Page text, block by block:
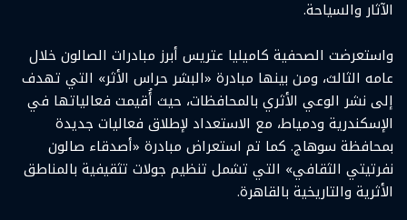
الآثار والسياحة.
واستعرضت الصحفية كاميليا عتريس أبرز مبادرات الصالون خلال
عامه الثالث، ومن بينها مبادرة «البشر حراس الأثر» التي تهدف
إلى نشر الوعي الأثري بالمحافظات، حيث أُقيمت فعالياتها في
الإسكندرية ودمياط، مع الاستعداد لإطلاق فعاليات جديدة
بمحافظة سوهاج. كما تم استعراض مبادرة «أصدقاء صالون
نفرتيتي الثقافي» التي تشمل تنظيم جولات تثقيفية بالمناطق
الأثرية والتاريخية بالقاهرة.